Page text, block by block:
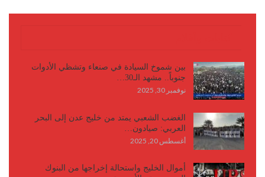
بين شموخ السيادة في صنعاء وتشظي الأدوات
جنوباً.. مشهد الـ30…
نوفمبر 30, 2025
الغضب الشعبي يمتد من خليج عدن إلى البحر
العربي: صيادون…
أغسطس 20, 2025
أموال الخليج واستحالة إخراجها من البنوك